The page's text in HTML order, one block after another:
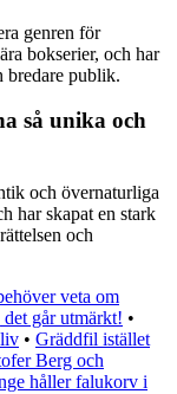
genren för
bokserier, och har
bredare publik.
så unika och
och övernaturliga
har skapat en stark
och
veta om
går utmärkt! •
• Gräddfil istället
Berg och
håller falukorv i